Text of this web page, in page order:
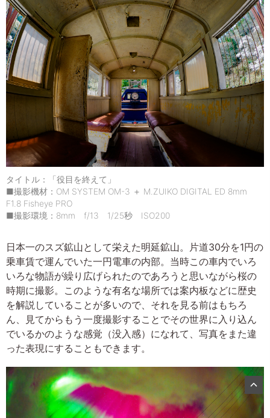
タイトル：「役目を終えて」
■撮影機材：OM SYSTEM OM-3 ＋ M.ZUIKO DIGITAL ED 8mm
F1.8 Fisheye PRO
■撮影環境：8mm f/13 1/25秒 ISO200
日本一のスズ鉱山として栄えた明延鉱山。片道30分を1円の
乗車賃で運んでいた一円電車の内部。当時この車内でいろ
いろな物語が繰り広げられたのであろうと思いながら桜の
時期に撮影。このような有名な場所では案内板などに歴史
を解説していることが多いので、それを見る前はもちろ
ん、見てからもう一度撮影することでその世界に入り込ん
でいるかのような感覚（没入感）になれて、写真をまた違
った表現にすることもできます。